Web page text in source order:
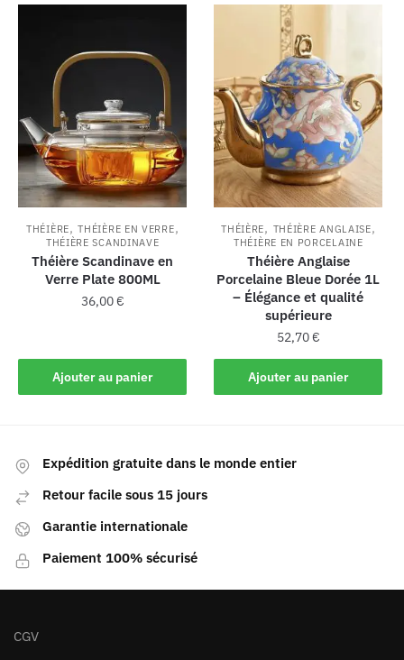
THÉIÈRE,THÉIÈRE EN VERRE,
THÉIÈRE SCANDINAVE
Théière Scandinave en
Verre Plate 800ML
36,00€
Ajouter au panier
THÉIÈRE, THÉIÈRE ANGLAISE,
THÉIÈRE EN PORCELAINE
Théière Anglaise
Porcelaine Bleue Dorée 1L
– Élégance et qualité
supérieure
52,70€
Ajouter au panier
Expédition gratuite dans le monde entier
Retour facile sous 15 jours
Garantie internationale
Paiement 100% sécurisé
CGV